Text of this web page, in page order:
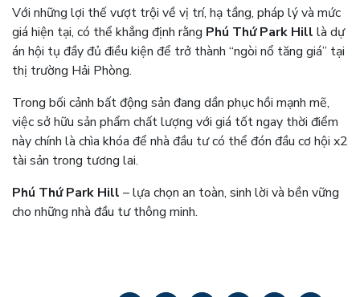
Với những lợi thế vượt trội về vị trí, hạ tầng, pháp lý và mức
giá hiện tại, có thể khẳng định rằng Phú Thứ Park Hill là dự
án hội tụ đầy đủ điều kiện để trở thành “ngòi nổ tăng giá” tại
thị trường Hải Phòng.
Trong bối cảnh bất động sản đang dần phục hồi mạnh mẽ,
việc sở hữu sản phẩm chất lượng với giá tốt ngay thời điểm
này chính là chìa khóa để nhà đầu tư có thể đón đầu cơ hội x2
tài sản trong tương lai.
Phú Thứ Park Hill – lựa chọn an toàn, sinh lời và bền vững
cho những nhà đầu tư thông minh.